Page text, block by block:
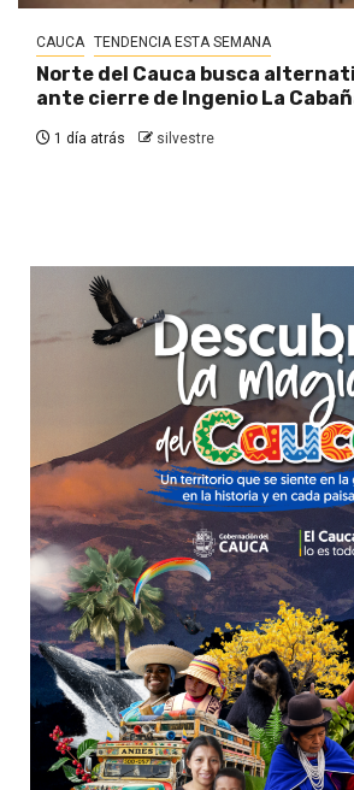
CAUCA TENDENCIA ESTA SEMANA
Norte del Cauca busca
ante cierre de Ingenio La
1 día atrás silvestre